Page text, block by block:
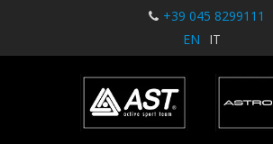
+39 045 8299111
EN
IT